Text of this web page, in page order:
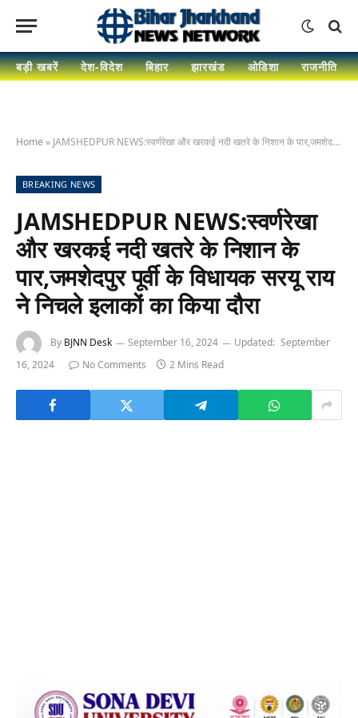
बड़ी खबरें देश-विदेश बिहार झारखंड ओडिशा राजनीति
Home » JAMSHEDPUR NEWS:स्वर्णरेखा और खरकई नदी खतरे के निशान के पार,जमशेदपुर पूर्वी के विधायक सरयू राय ने निचले इलाकों का किया दौरा
BREAKING NEWS
JAMSHEDPUR NEWS:स्वर्णरेखा
और खरकई नदी खतरे के निशान के
पार,जमशेदपुर पूर्वी के विधायक सरयू राय
ने निचले इलाकों का किया दौरा
By BJNN Desk September 16, 2024 Updated: September
16, 2024
No Comments 2 Mins Read